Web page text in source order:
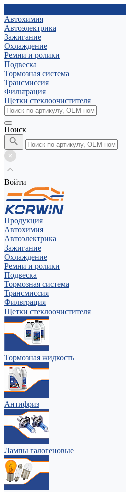
Автохимия
Автоэлектрика
Зажигание
Охлаждение
Ремни и ролики
Подвеска
Тормозная система
Трансмиссия
Фильтрация
Щетки стеклоочистителя
Поиск
Войти
Продукция
Автохимия
Автоэлектрика
Зажигание
Охлаждение
Ремни и ролики
Подвеска
Тормозная система
Трансмиссия
Фильтрация
Щетки стеклоочистителя
Тормозная жидкость
Антифриз
Лампы галогеновые